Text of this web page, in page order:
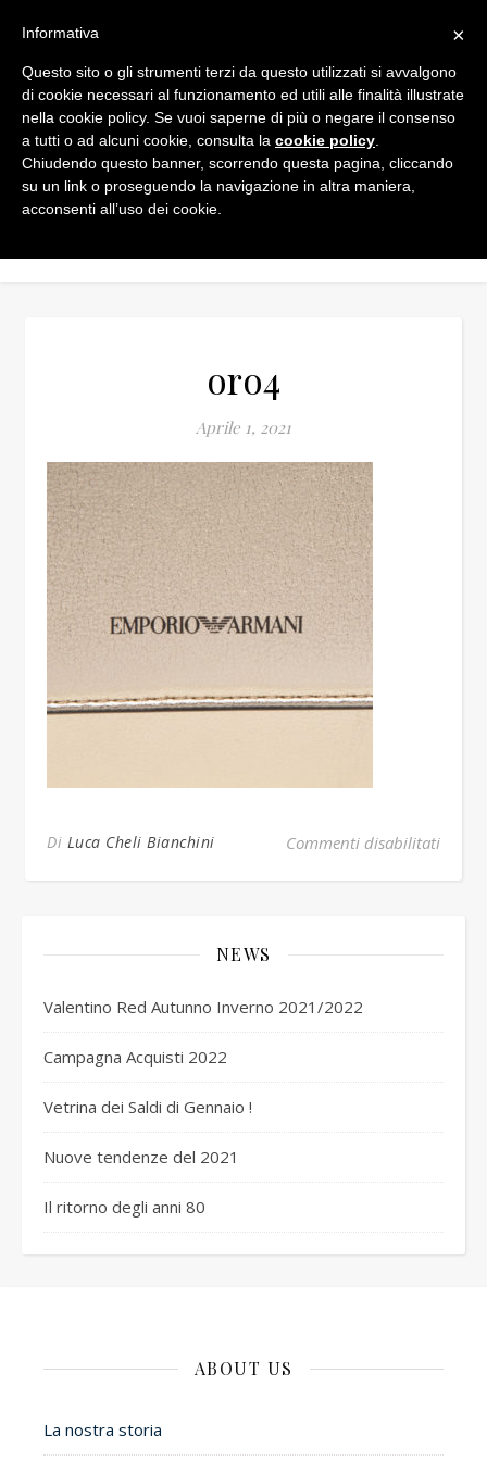
oro4
Aprile 1, 2021
Di Luca Cheli Bianchini Commenti disabilitatisu
NEWS
Valentino Red Autunno Inverno 2021/2022
Campagna Acquisti 2022
Vetrina dei Saldi di Gennaio !
Nuove tendenze del 2021
Il ritorno degli anni 80
ABOUT US
La nostra storia
×
Informativa
Questo sito o gli strumenti terzi da questo utilizzati si avvalgono
di cookie necessari al funzionamento ed utili alle finalità illustrate
nella cookie policy. Se vuoi saperne di più o negare il consenso
a tutti o ad alcuni cookie, consulta la cookie policy
Chiudendo questo banner, scorrendo questa pagina, cliccando
su un link o proseguendo la navigazione in altra maniera,
acconsenti all’uso dei cookie.